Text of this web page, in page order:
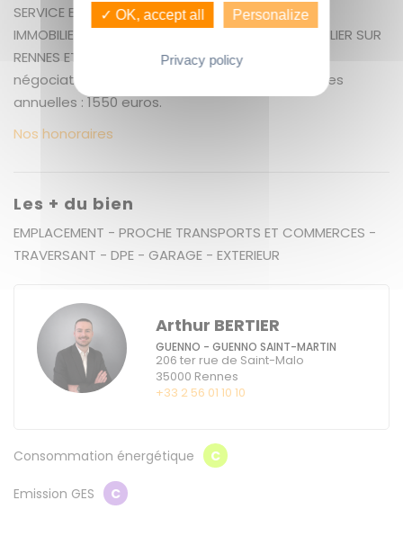
SERVICE EXCEPTIONNEL COMME VOUS ! GUENNO
IMMOBILIER : LE PLUS GRAND CHOIX DE BIEN IMMOBILIER SUR
RENNES ET ALENTOURS + 5.37 % honoraires de
négociation TTC. Copropriété de 12 lots. Charges
annuelles : 1550 euros.
Nos honoraires
Les + du bien
EMPLACEMENT - PROCHE TRANSPORTS ET COMMERCES -
TRAVERSANT - DPE - GARAGE - EXTERIEUR
Arthur BERTIER
GUENNO - GUENNO SAINT-MARTIN
206 ter rue de Saint-Malo
35000 Rennes
+33 2 56 01 10 10
Consommation énergétique C
Emission GES C
✓ OK, accept all Personalize
Privacy policy